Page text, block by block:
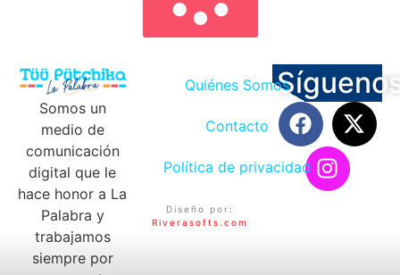
Somos un
medio de
comunicación
digital que le
hace honor a La
Palabra y
trabajamos
siempre por
Quiénes Somos
Contacto
Política de privacidad
Diseño por:
Riverasofts.com